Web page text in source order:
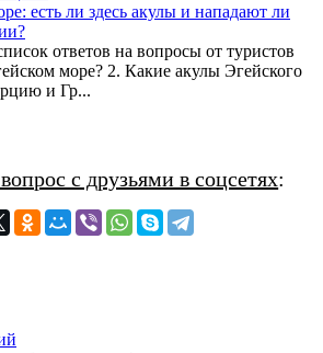
есть ли здесь акулы и нападают ли
ответов на вопросы от туристов
море? 2. Какие акулы Эгейского
и Гр...
с друзьями в соцсетях: